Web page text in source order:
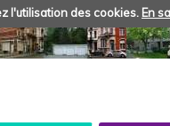
l'utilisation des cookies. En